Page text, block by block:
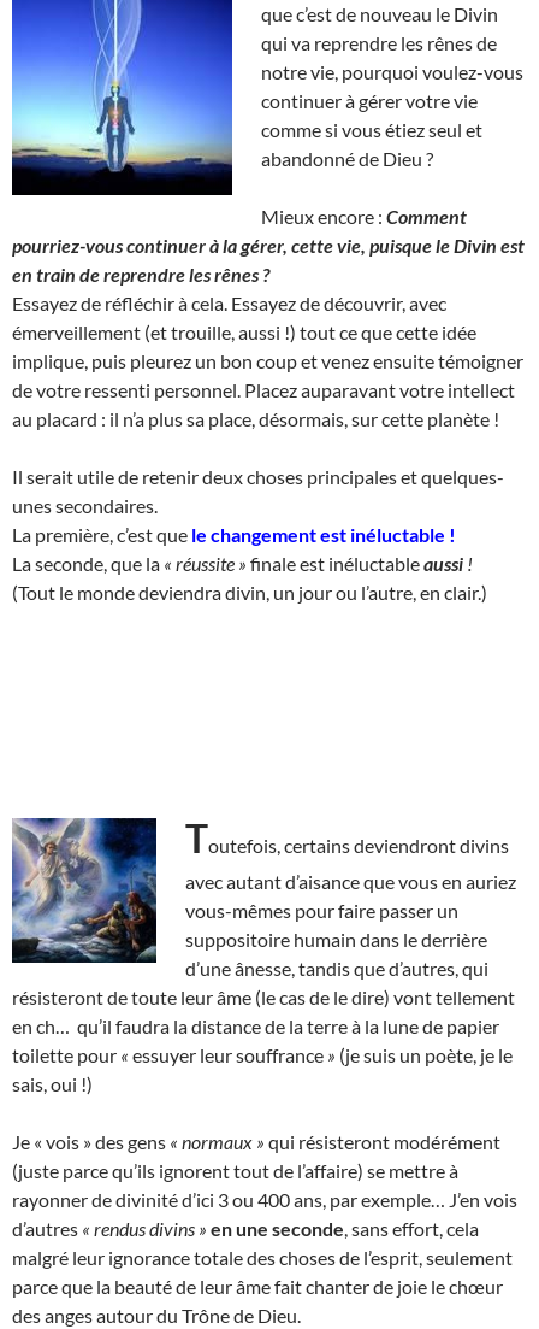
que c’est de nouveau le Divin
qui va reprendre les rênes de
notre vie, pourquoi voulez-vous
continuer à gérer votre vie
comme si vous étiez seul et
abandonné de Dieu ?
Mieux encore : Comment
pourriez-vous continuer à la gérer, cette vie, puisque le Divin est
en train de reprendre les rênes ?
Essayez de réfléchir à cela. Essayez de découvrir, avec
émerveillement (et trouille, aussi !) tout ce que cette idée
implique, puis pleurez un bon coup et venez ensuite témoigner
de votre ressenti personnel. Placez auparavant votre intellect
au placard : il n’a plus sa place, désormais, sur cette planète !
Il serait utile de retenir deux choses principales et quelques-
unes secondaires.
La première, c’est que le changement est inéluctable !
La seconde, que la « réussite » finale est inéluctableaussi !
(Tout le monde deviendra divin, un jour ou l’autre, en clair.)
Toutefois, certains deviendront divins
avec autant d’aisance que vous en auriez
vous-mêmes pour faire passer un
suppositoire humain dans le derrière
d’une ânesse, tandis que d’autres, qui
résisteront de toute leur âme (le cas de le dire) vont tellement
en ch… qu’il faudra la distance de la terre à la lune de papier
toilette pour « essuyer leur souffrance » (je suis un poète, je le
sais, oui !)
Je « vois » des gens « normaux » qui résisteront modérément
(juste parce qu’ils ignorent tout de l’affaire) se mettre à
rayonner de divinité d’ici 3 ou 400 ans, par exemple… J’en vois
d’autres « rendus divins » en une seconde , sans effort, cela
malgré leur ignorance totale des choses de l’esprit, seulement
parce que la beauté de leur âme fait chanter de joie le chœur
des anges autour du Trône de Dieu.